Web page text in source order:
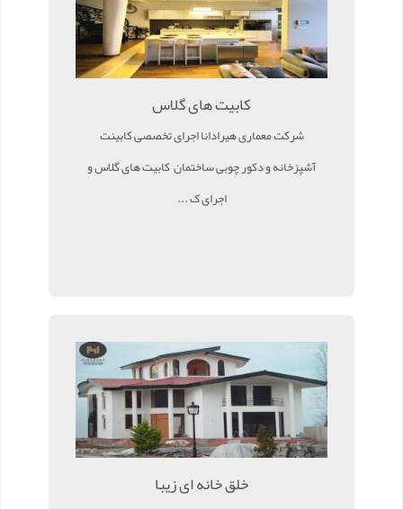
کابیت های گلاس
شرکت معماری هیرادانا اجرای تخصصی کابینت
آشپزخانه و دکور چوبی ساختمان کابیت های گلاس و
اجرای ک ...
خلق خانه ای زیبا